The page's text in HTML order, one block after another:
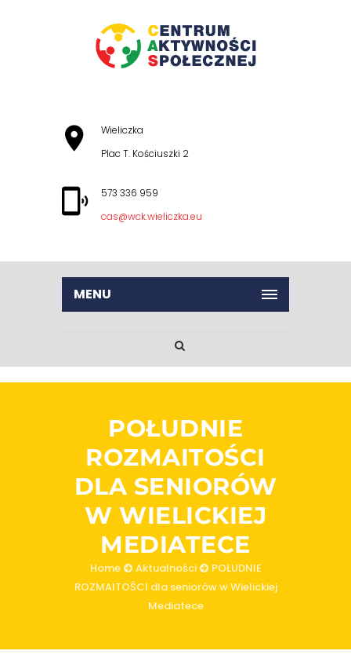
Wieliczka
Plac T. Kościuszki 2
573 336 959
cas@wck.wieliczka.eu
MENU
POŁUDNIE
ROZMAITOŚCI
DLA SENIORÓW
W WIELICKIEJ
MEDIATECE
Home Aktualności
POŁUDNIE
ROZMAITOŚCI dla seniorów w Wielickiej
Mediatece